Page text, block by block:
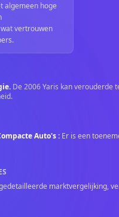
algemeen hoge
vertrouwen
. De 2006 Yaris kan verouderde
Auto's: Er is een
marktvergelijking,